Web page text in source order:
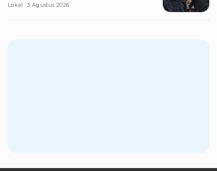
Lokal 3 Agustus 2026